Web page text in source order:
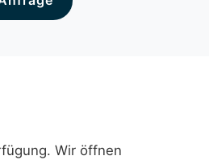
Wir öffnen